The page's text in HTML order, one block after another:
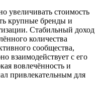
увеличивать стоимость
крупные бренды и
Стабильный доход
количества
сообщества,
взаимодействует с его
вовлечённость и
привлекательным для